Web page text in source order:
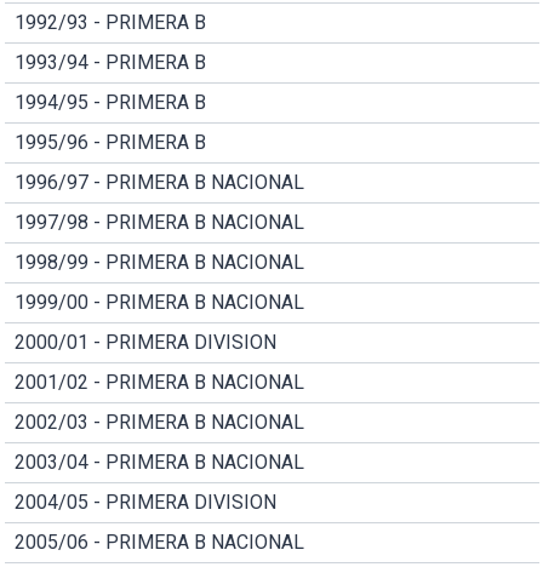
1992/93 - PRIMERA B
1993/94 - PRIMERA B
1994/95 - PRIMERA B
1995/96 - PRIMERA B
1996/97 - PRIMERA B NACIONAL
1997/98 - PRIMERA B NACIONAL
1998/99 - PRIMERA B NACIONAL
1999/00 - PRIMERA B NACIONAL
2000/01 - PRIMERA DIVISION
2001/02 - PRIMERA B NACIONAL
2002/03 - PRIMERA B NACIONAL
2003/04 - PRIMERA B NACIONAL
2004/05 - PRIMERA DIVISION
2005/06 - PRIMERA B NACIONAL